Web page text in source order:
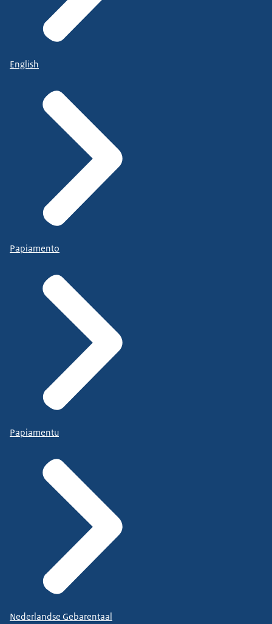
English
Papiamento
Papiamentu
Nederlandse Gebarentaal